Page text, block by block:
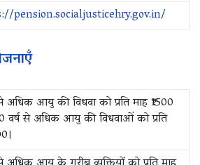
pension.socialjusticehry.gov.in/
अधिक आयु की विधवा को प्रति माह ₹1500
वर्ष से अधिक आयु की विधवाओं को प्रति